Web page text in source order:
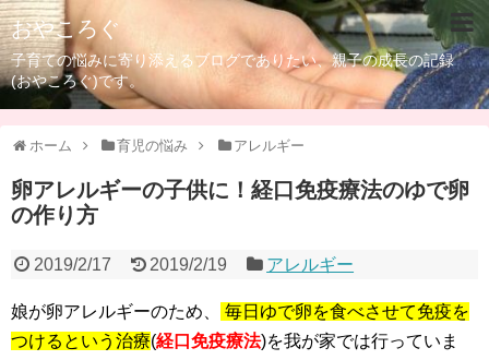
おやころぐ
子育ての悩みに寄り添えるブログでありたい、親子の成長の記録
(おやころぐ)です。
ホーム 育児の悩み アレルギー
卵アレルギーの子供に！経口免疫療法のゆで卵
の作り方
2019/2/17 2019/2/19 アレルギー
娘が卵アレルギーのため、
毎日ゆで卵を食べさせて免疫を
つけるという治療(経口免疫療法)を我が家では行っていま